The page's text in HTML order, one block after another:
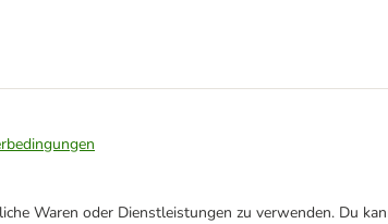
Waren oder Dienstleistungen zu verwenden. Du